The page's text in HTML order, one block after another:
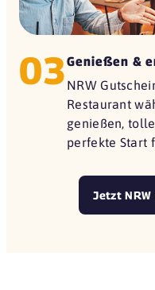
03Genießen &
NRW
Restaurant
genießen,
perfekte Start
Jetzt